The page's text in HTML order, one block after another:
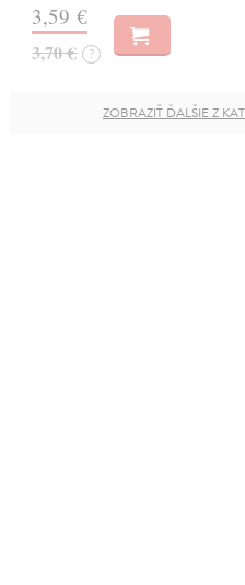
3,59 €
3,70 € ?
ZOBRAZIŤ ĎALŠIE Z